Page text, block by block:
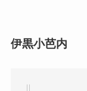
伊黒小芭内